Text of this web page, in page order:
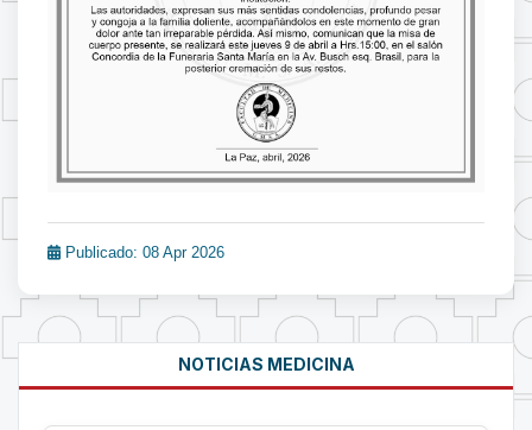
Publicado: 08 Apr 2026
NOTICIAS MEDICINA